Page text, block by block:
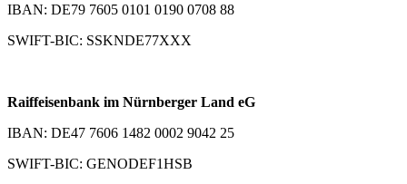
IBAN: DE79 7605 0101 0190 0708 88
SWIFT-BIC: SSKNDE77XXX
Raiffeisenbank im Nürnberger Land eG
IBAN: DE47 7606 1482 0002 9042 25
SWIFT-BIC: GENODEF1HSB